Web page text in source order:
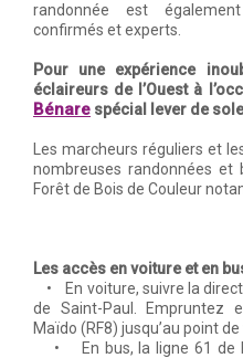
randonnée est
confirmés et experts.
Pour une expérience
éclaireurs de l’Ouest à
Bénare spécial lever de
Les marcheurs réguliers et
nombreuses randonnées et
Forêt de Bois de Couleur
Les accès en voiture et en
• En voiture, suivre la
de Saint-Paul. Empruntez
Maïdo (RF8) jusqu’au point de
• En bus, la ligne 61 de